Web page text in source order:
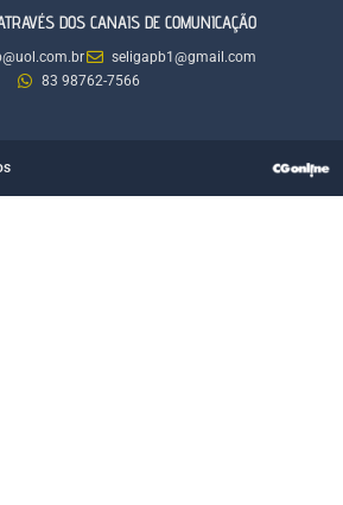
DOS CANAIS DE COMUNICAÇÃO
seligapb1@gmail.com
83 98762-7566